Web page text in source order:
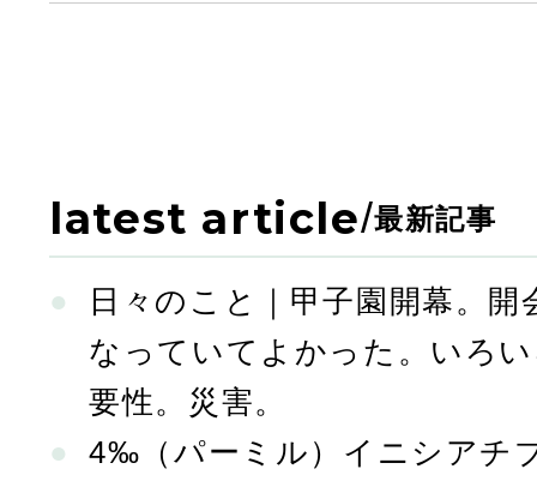
latest article/最新記事
日々のこと｜甲子園開幕。
なっていてよかった。いろ
要性。災害。
4‰（パーミル）イニシアチ